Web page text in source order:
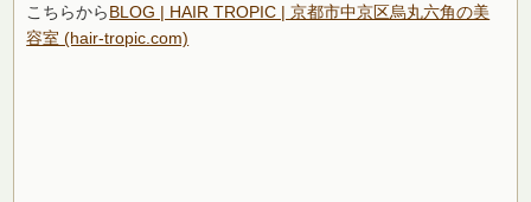
こちらからBLOG | HAIR TROPIC | 京都市中京区烏丸六角の美
容室 (hair-tropic.com)